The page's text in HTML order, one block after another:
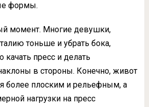
формы.
момент. Многие девушки,
тоньше и убрать бока,
качать пресс и делать
в стороны. Конечно, живот
более плоским и рельефным, а
нагрузки на пресс